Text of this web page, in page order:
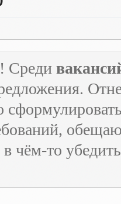
Среди
чём-то